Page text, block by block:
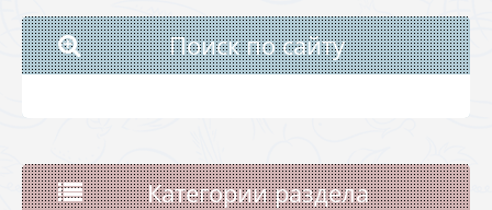
Поиск по сайту
Категории раздела